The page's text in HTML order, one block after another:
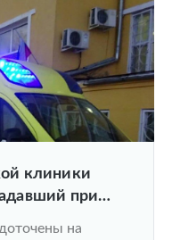
клиники
при
на